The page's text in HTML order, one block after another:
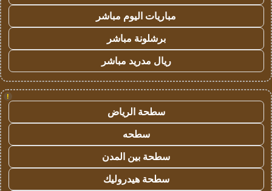
مباريات اليوم مباشر
برشلونة مباشر
ريال مدريد مباشر
!
سطحة الرياض
سطحه
سطحة بين المدن
سطحة هيدروليك